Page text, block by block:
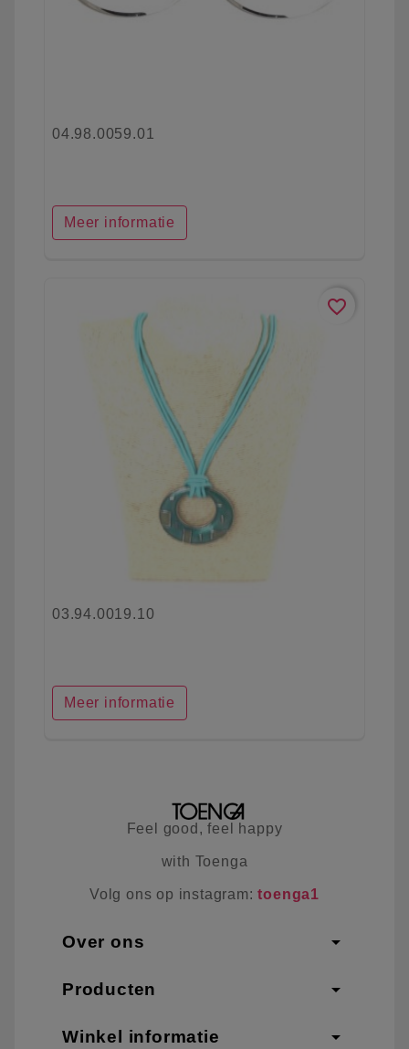
04.98.0059.01
Meer informatie
favorite_border
03.94.0019.10
Meer informatie
Feel good, feel happy
with Toenga
Volg ons op instagram:toenga1
Over ons arrow_drop_down
Producten arrow_drop_down
Winkel informatie arrow_drop_down